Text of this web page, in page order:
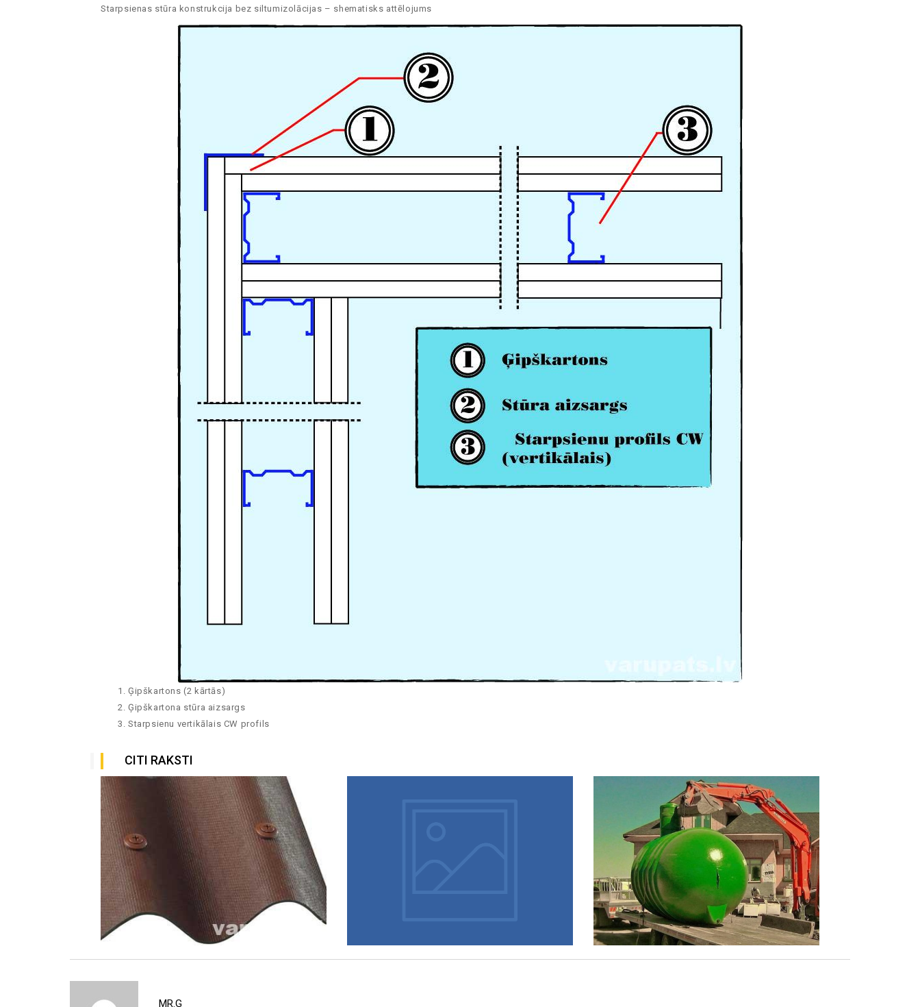
Starpsienas stūra konstrukcija bez siltumizolācijas – shematisks attēlojums
Ģipškartons (2 kārtās)
Ģipškartona stūra aizsargs
Starpsienu vertikālais CW profils
CITI RAKSTI
November 23, 2016
МОНТАЖ
КРОВЕЛЬНЫХ
СТОЧНЫХ
ТРУБ
MR.G